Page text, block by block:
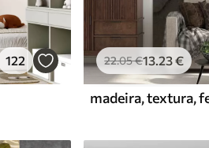
Premium
56 .00 € /m²
Peel and Stick
49.00€/m²
122 22.05€13 .23€